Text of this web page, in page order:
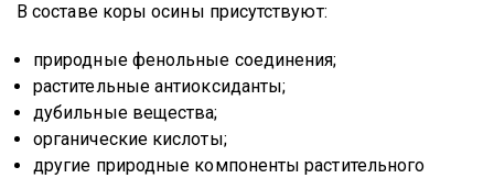
В составе коры осины присутствуют:
природные фенольные соединения;
растительные антиоксиданты;
дубильные вещества;
органические кислоты;
другие природные компоненты растительного